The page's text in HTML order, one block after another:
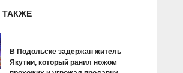
ТАКЖЕ
В Подольске задержан житель
Якутии, который ранил ножом